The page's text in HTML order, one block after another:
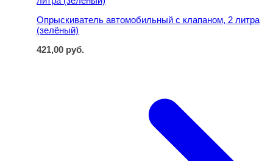
Опрыскиватель автомобильный с клапаном, 2 литра
(зелёный)
421,00 руб.